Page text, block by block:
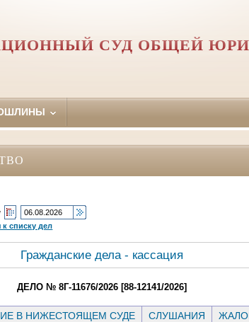
СУД ОБЩЕЙ
к списку дел
Гражданские дела - кассация
ДЕЛО № 8Г-11676/2026 [88-12141/2026]
В НИЖЕСТОЯЩЕМ СУДЕ СЛУШАНИЯ